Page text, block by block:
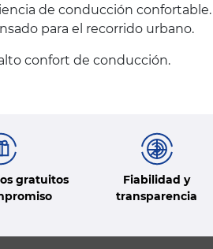
de conducción
para el recorrido urbano.
confort de conducción.
gratuitos
Fiabilidad y
transparencia